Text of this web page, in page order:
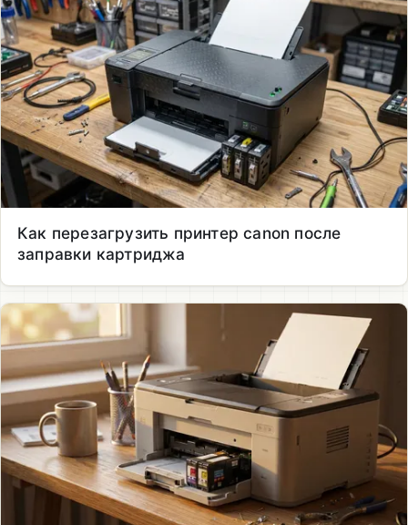
Как перезагрузить принтер canon после
заправки картриджа